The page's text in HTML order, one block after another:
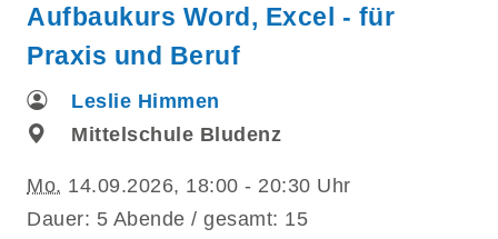
Aufbaukurs Word, Excel - für
Praxis und Beruf
Leslie Himmen
Mittelschule Bludenz
Mo. 14.09.2026, 18:00 - 20:30 Uhr
Dauer: 5 Abende / gesamt: 15